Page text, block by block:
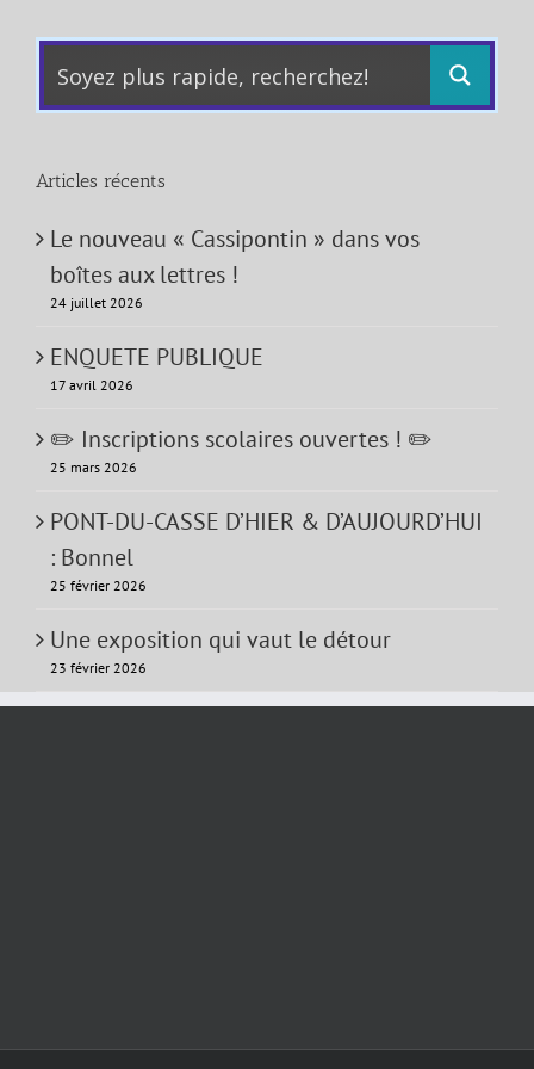
Articles récents
Le nouveau « Cassipontin » dans vos
boîtes aux lettres !
24 juillet 2026
ENQUETE PUBLIQUE
17 avril 2026
✏️ Inscriptions scolaires ouvertes ! ✏️
25 mars 2026
PONT-DU-CASSE D’HIER & D’AUJOURD’HUI
: Bonnel
25 février 2026
Une exposition qui vaut le détour
23 février 2026